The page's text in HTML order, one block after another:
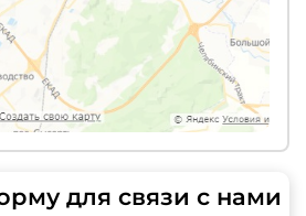
для связи с нами